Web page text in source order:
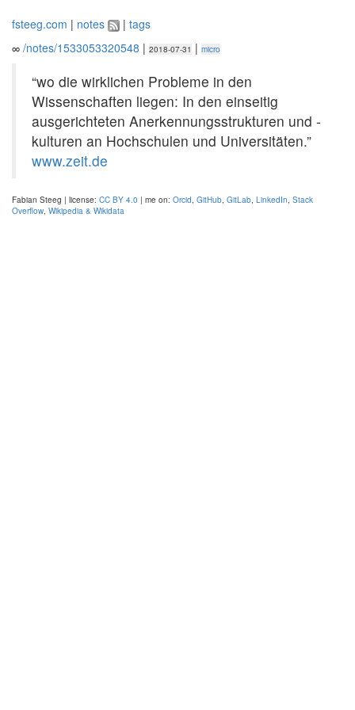
fsteeg.com | notes | tags
∞ /notes/1533053320548 | 2018-07-31 | micro
“wo die wirklichen Probleme in den
Wissenschaften liegen: In den einseitig
ausgerichteten Anerkennungsstrukturen und -
kulturen an Hochschulen und Universitäten.”
www.zeit.de
Fabian Steeg | license: CC BY 4.0 | me on: Orcid, GitHub, GitLab, LinkedIn, Stack
Overflow, Wikipedia & Wikidata